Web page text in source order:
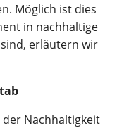
Möglich ist dies
in nachhaltige
erläutern wir
Nachhaltigkeit